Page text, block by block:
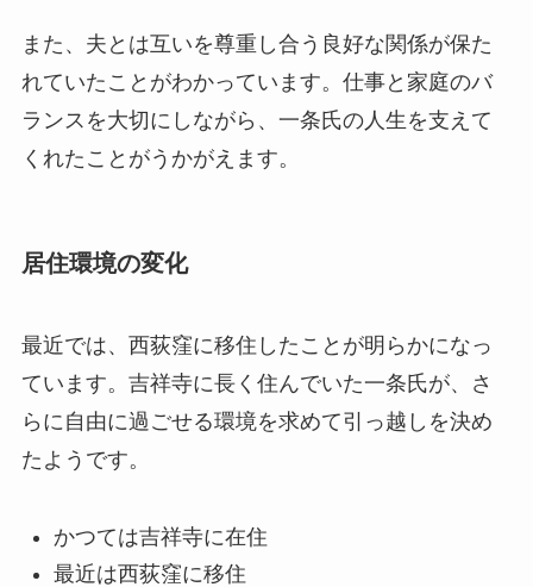
また、夫とは互いを尊重し合う良好な関係が保た
れていたことがわかっています。仕事と家庭のバ
ランスを大切にしながら、一条氏の人生を支えて
くれたことがうかがえます。
居住環境の変化
最近では、西荻窪に移住したことが明らかになっ
ています。吉祥寺に長く住んでいた一条氏が、さ
らに自由に過ごせる環境を求めて引っ越しを決め
たようです。
かつては吉祥寺に在住
最近は西荻窪に移住